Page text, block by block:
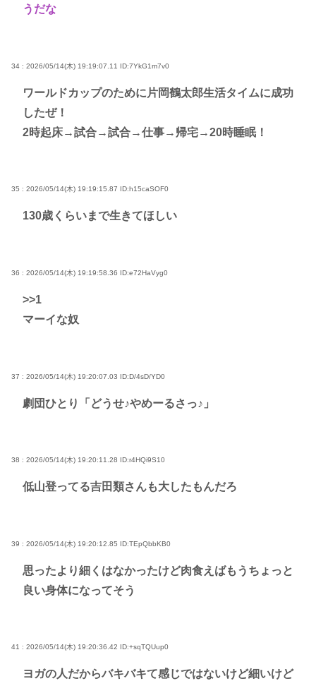
うだな
34 : 2026/05/14(木) 19:19:07.11 ID:7YkG1m7v0
ワールドカップのために片岡鶴太郎生活タイムに成功
したぜ！
2時起床→試合→試合→仕事→帰宅→20時睡眠！
35 : 2026/05/14(木) 19:19:15.87 ID:h15caSOF0
130歳くらいまで生きてほしい
36 : 2026/05/14(木) 19:19:58.36 ID:e72HaVyg0
>>1
マーイな奴
37 : 2026/05/14(木) 19:20:07.03 ID:D/4sD/YD0
劇団ひとり「どうせ♪やめーるさっ♪」
38 : 2026/05/14(木) 19:20:11.28 ID:r4HQi9S10
低山登ってる吉田類さんも大したもんだろ
39 : 2026/05/14(木) 19:20:12.85 ID:TEpQbbKB0
思ったより細くはなかったけど肉食えばもうちょっと
良い身体になってそう
41 : 2026/05/14(木) 19:20:36.42 ID:+sqTQUup0
ヨガの人だからバキバキて感じではないけど細いけど